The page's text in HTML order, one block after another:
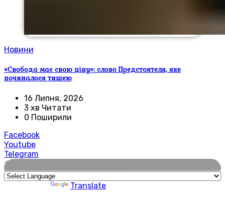
Новини
«Свобода має свою ціну»: слово Предстоятеля, яке
починалося тишею
16 Липня, 2026
3 хв Читати
0 Поширили
Facebook
Youtube
Telegram
🌍
Translate